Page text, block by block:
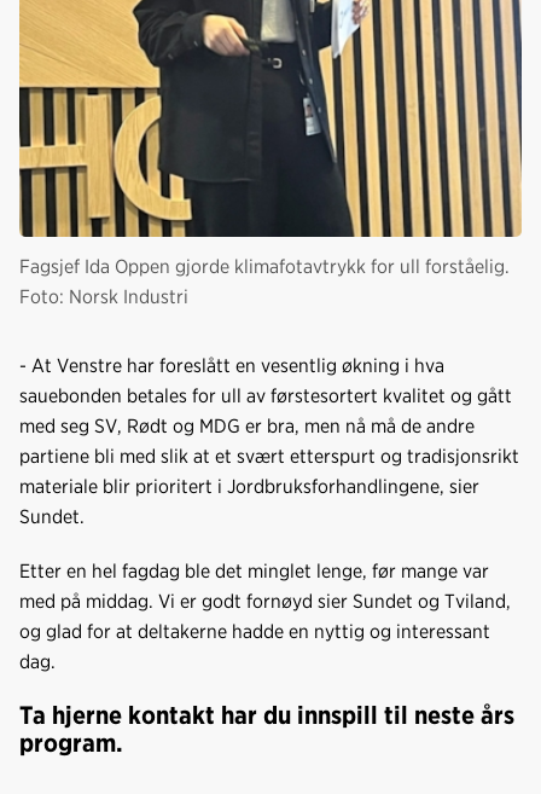
Fagsjef Ida Oppen gjorde klimafotavtrykk for ull forståelig.
Foto: Norsk Industri
- At Venstre har foreslått en vesentlig økning i hva
sauebonden betales for ull av førstesortert kvalitet og gått
med seg SV, Rødt og MDG er bra, men nå må de andre
partiene bli med slik at et svært etterspurt og tradisjonsrikt
materiale blir prioritert i Jordbruksforhandlingene, sier
Sundet.
Etter en hel fagdag ble det minglet lenge, før mange var
med på middag. Vi er godt fornøyd sier Sundet og Tviland,
og glad for at deltakerne hadde en nyttig og interessant
dag.
Ta hjerne kontakt har du innspill til neste års
program.